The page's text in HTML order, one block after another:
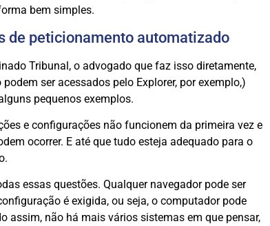
bem simples.
de peticionamento automatizado
Tribunal, o advogado que faz isso diretamente,
ser acessados pelo Explorer, por exemplo,)
pequenos exemplos.
e configurações não funcionem da primeira vez e
ocorrer. E até que tudo esteja adequado para o
essas questões. Qualquer navegador pode ser
é exigida, ou seja, o computador pode
assim, não há mais vários sistemas em que pensar,